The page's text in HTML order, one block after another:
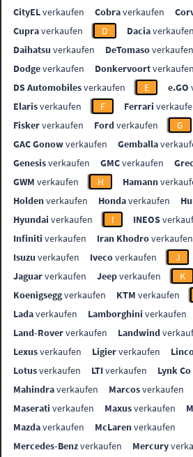
CityELverkaufen Cobraverkaufen
Cupraverkaufen D Daciaverkaufen
Daihatsu verkaufen DeTomasoverkaufen
Dodgeverkaufen Donkervoortverkaufen
DS Automobilesverkaufen E e.GO
Elarisverkaufen F Ferrari
Fiskerverkaufen Fordverkaufen
G
GAC Gonowverkaufen Gemballa
Genesisverkaufen GMCverkaufen
GWM verkaufen H Hamann
Holdenverkaufen Hondaverkaufen
Hyundai verkaufen I INEOS
Infiniti verkaufen Iran Khodroverkaufen
Isuzu verkaufen Ivecoverkaufen J
Jaguarverkaufen Jeepverkaufen K
Koenigseggverkaufen KTM verkaufen
Ladaverkaufen Lamborghini verkaufen
Land-Roververkaufen Landwind
Lexusverkaufen Ligierverkaufen
Lotusverkaufen LTIverkaufen Lynk Co
Mahindraverkaufen Marcosverkaufen
Maserati verkaufen Maxusverkaufen
Mazdaverkaufen McLarenverkaufen
Mercedes-Benzverkaufen Mercury